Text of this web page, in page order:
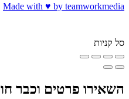
Made with ♥️ by teamworkmedia
סל קניות
השאירו פרטים וכבר